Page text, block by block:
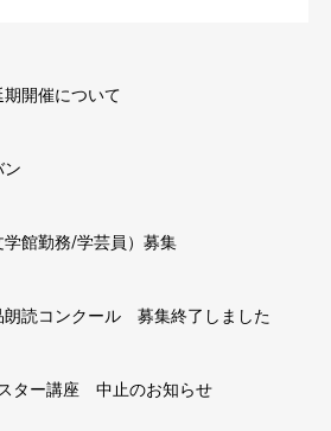
開催について
ン
館勤務/学芸員）募集
朗読コンクール 募集終了しました
ター講座 中止のお知らせ